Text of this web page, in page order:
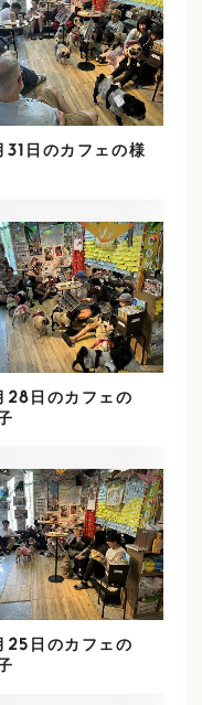
31日のカフェの様
28日のカフェの
25日のカフェの